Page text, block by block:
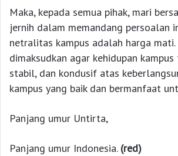
Maka, kepada semua pihak, mari
jernih dalam memandang persoalan
netralitas kampus adalah harga
dimaksudkan agar kehidupan
stabil, dan kondusif atas
kampus yang baik dan bermanfaat
Panjang umur Untirta,
Panjang umur Indonesia. (red)